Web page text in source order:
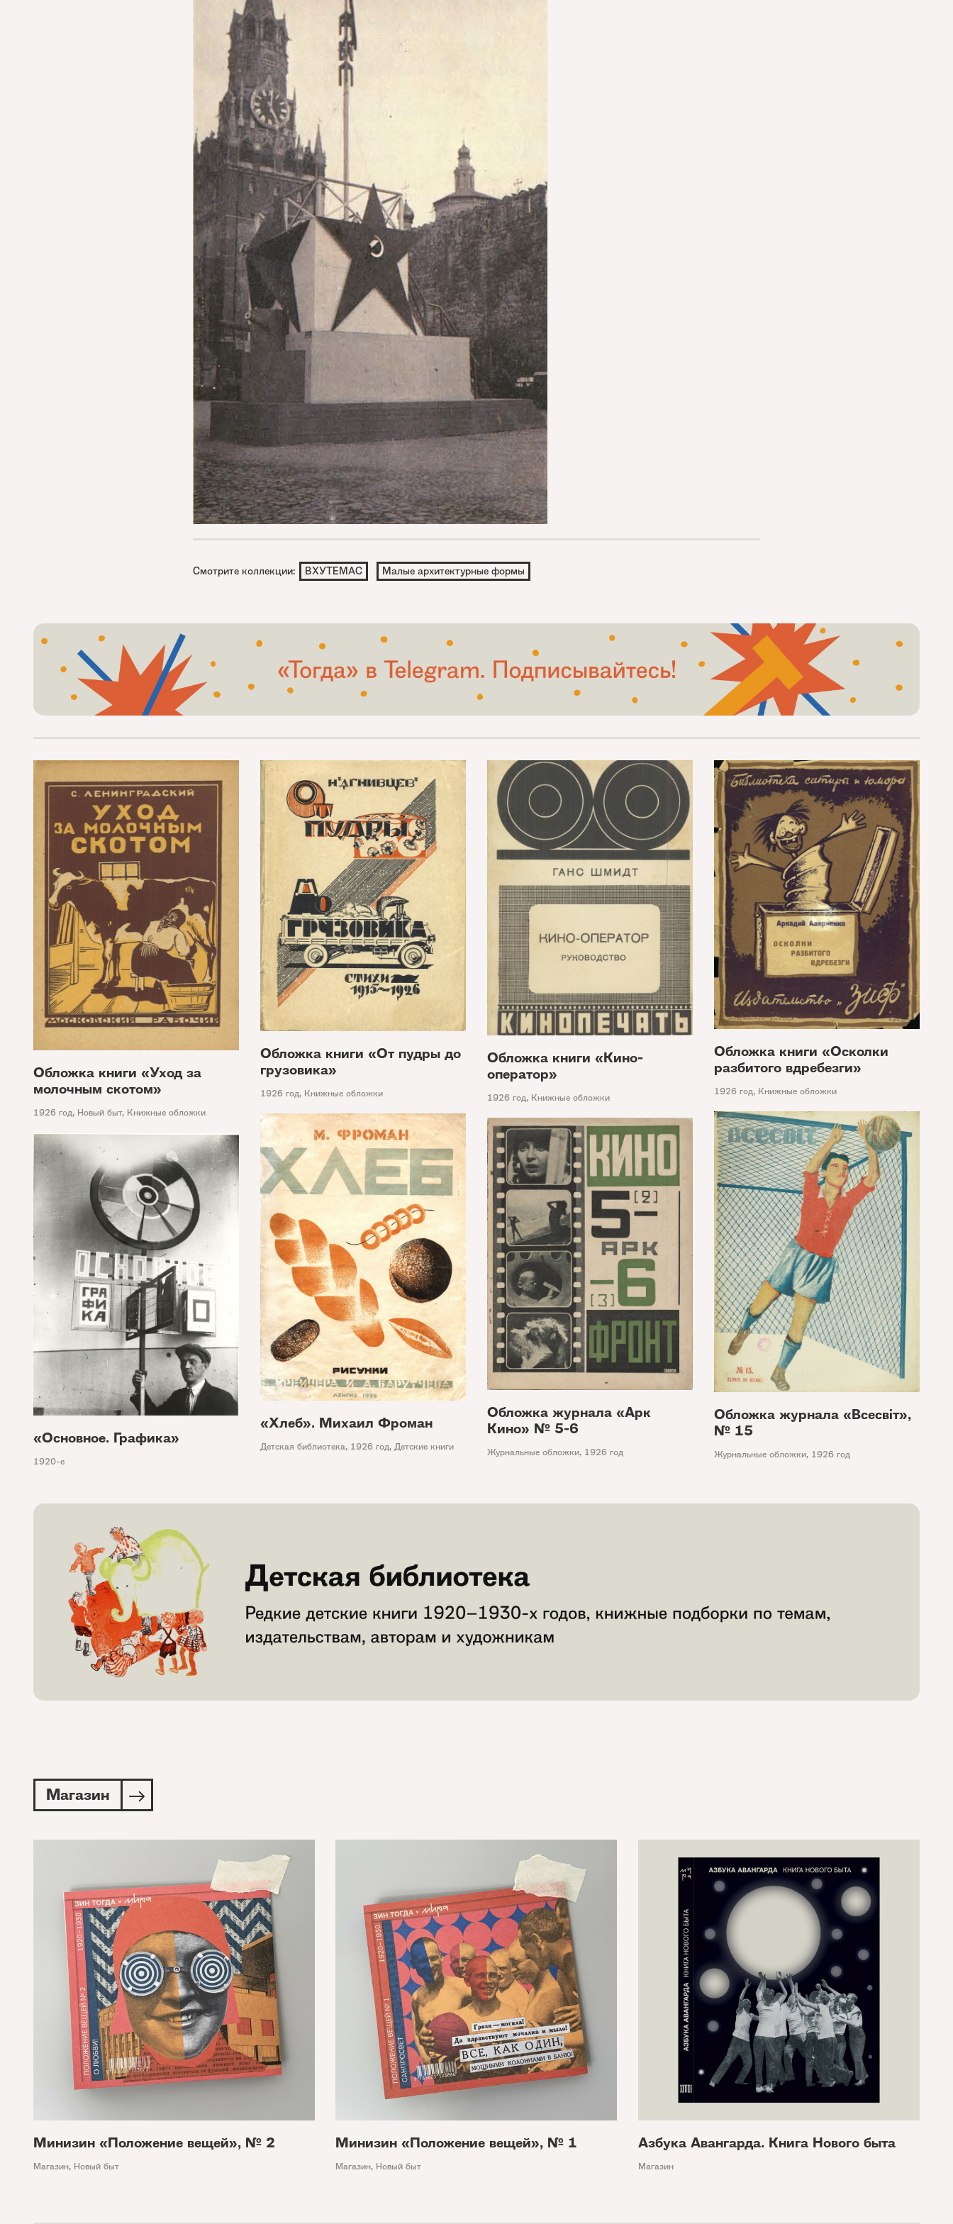
Смотрите коллекции: ВХУТЕМАС Малые архитектурные формы
Обложка книги «Уход за
молочным скотом»
1926 год, Новый быт, Книжные обложки
Обложка книги «От пудры до
грузовика»
1926 год, Книжные обложки
Обложка книги «Кино-
оператор»
1926 год, Книжные обложки
Обложка книги «Осколки
разбитого вдребезги»
1926 год, Книжные обложки
Обложка журнала «Всесвiт»,
№ 15
Журнальные обложки, 1926 год
«Хлеб». Михаил Фроман
Детская библиотека, 1926 год, Детские книги
Обложка журнала «Арк
Кино» № 5-6
Журнальные обложки, 1926 год
«Основное. Графика»
1920-е
Магазин
Минизин «Положение вещей», № 2
Магазин, Новый быт
Минизин «Положение вещей», № 1
Магазин, Новый быт
Азбука Авангарда. Книга Нового быта
Магазин